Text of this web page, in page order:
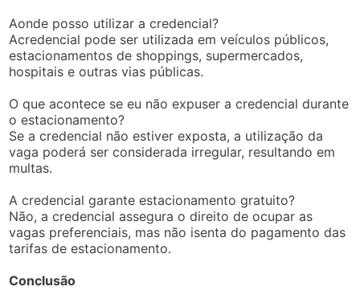
Aonde posso utilizar a credencial?
Acredencial pode ser utilizada em veículos públicos,
estacionamentos de shoppings, supermercados,
hospitais e outras vias públicas.
O que acontece se eu não expuser a credencial durante
o estacionamento?
Se a credencial não estiver exposta, a utilização da
vaga poderá ser considerada irregular, resultando em
multas.
A credencial garante estacionamento gratuito?
Não, a credencial assegura o direito de ocupar as
vagas preferenciais, mas não isenta do pagamento das
tarifas de estacionamento.
Conclusão